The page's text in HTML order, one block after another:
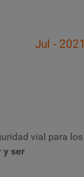
Jul - 2021
vial para los
y ser